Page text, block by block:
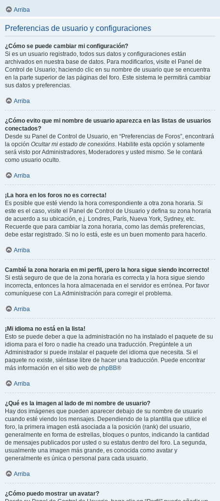
Arriba
Preferencias de usuario y configuraciones
¿Cómo se puede cambiar mi configuración?
Si es un usuario registrado, todos sus datos y configuraciones están
archivados en nuestra base de datos. Para modificarlos, visite el Panel de
Control de Usuario; haciendo clic en su nombre de usuario que se encuentra
en la parte superior de las páginas del foro. Este sistema le permitirá cambiar
sus datos y preferencias.
Arriba
¿Cómo evito que mi nombre de usuario aparezca en las listas de usuarios
conectados?
Desde su Panel de Control de Usuario, en “Preferencias de Foros”, encontrará
la opción Ocultar mi estado de conexións. Habilite esta opción y solamente
será visto por Administradores, Moderadores y usted mismo. Se le contará
como usuario oculto.
Arriba
¡La hora en los foros no es correcta!
Es posible que esté viendo la hora correspondiente a otra zona horaria. Si
este es el caso, visite el Panel de Control de Usuario y defina su zona horaria
de acuerdo a su ubicación, e.j. Londres, París, Nueva York, Sydney, etc.
Recuerde que para cambiar la zona horaria, como las demás preferencias,
debe estar registrado. Si no lo está, este es un buen momento para hacerlo.
Arriba
Cambié la zona horaria en mi perfil, ¡pero la hora sigue siendo incorrecto!
Si está seguro de que de la zona horaria es correcta y la hora sigue siendo
incorrecta, entonces la hora almacenada en el servidor es errónea. Por favor
comuníquese con La Administración para corregir el problema.
Arriba
¡Mi idioma no está en la lista!
Esto se puede deber a que la administración no ha instalado el paquete de su
idioma para el foro o nadie ha creado una traducción. Pregúntele a un
Administrador si puede instalar el paquete del idioma que necesita. Si el
paquete no existe, siéntase libre de hacer una traducción. Puede encontrar
más información en el sitio web de phpBB®
Arriba
¿Qué es la imagen al lado de mi nombre de usuario?
Hay dos imágenes que pueden aparecer debajo de su nombre de usuario
cuando esté viendo los mensajes. Dependiendo de la plantilla que utilice el
foro, la primera imagen está asociada a la posición (rank) del usuario,
generalmente en forma de estrellas, bloques o puntos, indicando la cantidad
de mensajes publicados por usted o su estatus dentro del foro. La segunda,
usualmente una imagen más grande, es conocida como avatar y
generalmente es única o personal para cada usuario.
Arriba
¿Cómo puedo mostrar un avatar?